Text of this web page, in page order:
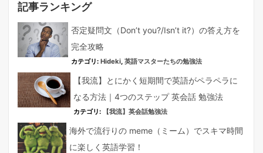
記事ランキング
否定疑問文（Don’t you?/Isn’t it?）の答え方を
完全攻略
カテゴリ: Hideki, 英語マスターたちの勉強法
【我流】とにかく短期間で英語がペラペラに
なる方法｜4つのステップ 英会話 勉強法
カテゴリ: 【我流】英会話勉強法
海外で流行りの meme（ミーム）でスキマ時間
に楽しく英語学習！